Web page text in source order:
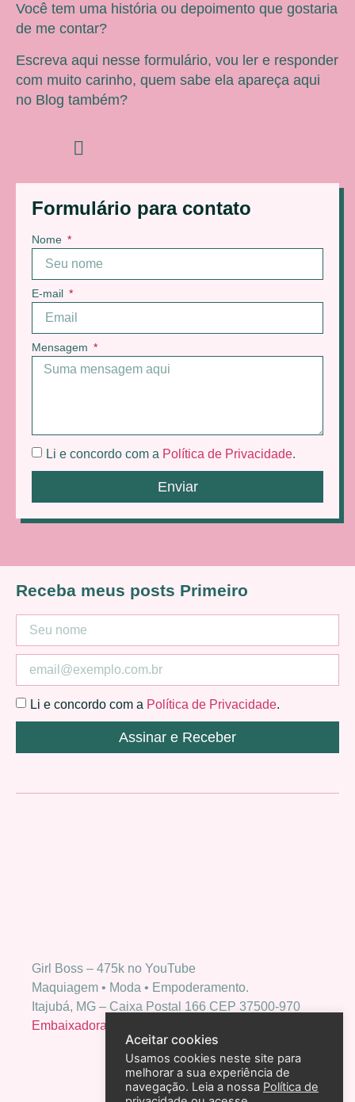
Formulário para contato
Nome
E-mail
Mensagem
Li e concordo com a Política de Privacidade.
Enviar
Você tem uma história ou depoimento que gostaria
de me contar?
Escreva aqui nesse formulário, vou ler e responder
com muito carinho, quem sabe ela apareça aqui
no Blog também?
Girl Boss – 475k no YouTube
Maquiagem • Moda • Empoderamento.
Itajubá, MG – Caixa Postal 166 CEP 37500-970
Embaixadora Bio Extratus
Receba meus posts Primeiro
Li e concordo com a Política de Privacidade.
Assinar e Receber
Aceitar cookies
Usamos cookies neste site para
melhorar a sua experiência de
navegação. Leia a nossa Política de